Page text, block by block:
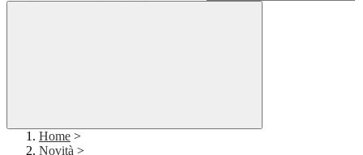
Home >
Novità >